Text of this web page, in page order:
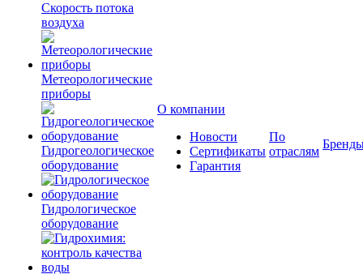
Скорость потока
воздуха
Метеорологические
приборы
Гидрогеологическое
оборудование
Гидрологическое
оборудование
О компании
Новости
Сертификаты
Гарантия
По
отраслям